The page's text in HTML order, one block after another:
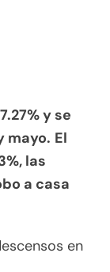
y se
mayo. El
las
a casa
en